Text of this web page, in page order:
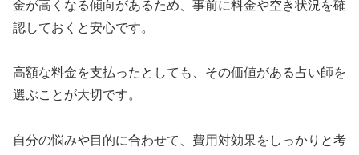
金が高くなる傾向があるため、事前に料金や空き状況を確
認しておくと安心です。
高額な料金を支払ったとしても、その価値がある占い師を
選ぶことが大切です。
自分の悩みや目的に合わせて、費用対効果をしっかりと考